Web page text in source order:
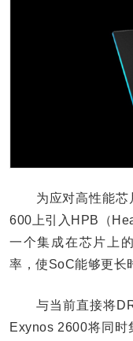
为应对高性能芯
600上引入HPB（
一个集成在芯片上
率，使SoC能够更长
与当前直接将
Exynos 2600将同